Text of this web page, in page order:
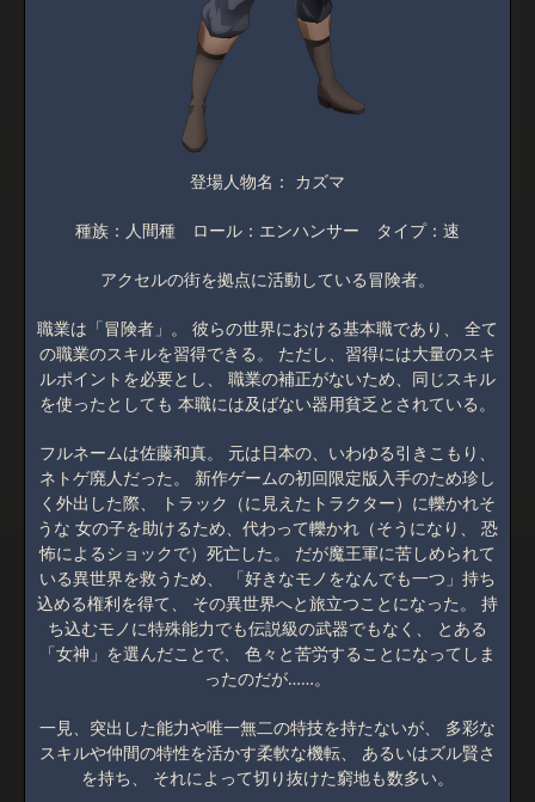
登場人物名： カズマ
種族：人間種 ロール：エンハンサー タイプ：速
アクセルの街を拠点に活動している冒険者。
職業は「冒険者」。 彼らの世界における基本職であり、 全て
の職業のスキルを習得できる。 ただし、習得には大量のスキ
ルポイントを必要とし、 職業の補正がないため、同じスキル
を使ったとしても 本職には及ばない器用貧乏とされている。
フルネームは佐藤和真。 元は日本の、いわゆる引きこもり、
ネトゲ廃人だった。 新作ゲームの初回限定版入手のため珍し
く外出した際、 トラック（に見えたトラクター）に轢かれそ
うな 女の子を助けるため、代わって轢かれ（そうになり、 恐
怖によるショックで）死亡した。 だが魔王軍に苦しめられて
いる異世界を救うため、 「好きなモノをなんでも一つ」持ち
込める権利を得て、 その異世界へと旅立つことになった。 持
ち込むモノに特殊能力でも伝説級の武器でもなく、 とある
「女神」を選んだことで、 色々と苦労することになってしま
ったのだが……。
一見、突出した能力や唯一無二の特技を持たないが、 多彩な
スキルや仲間の特性を活かす柔軟な機転、 あるいはズル賢さ
を持ち、 それによって切り抜けた窮地も数多い。